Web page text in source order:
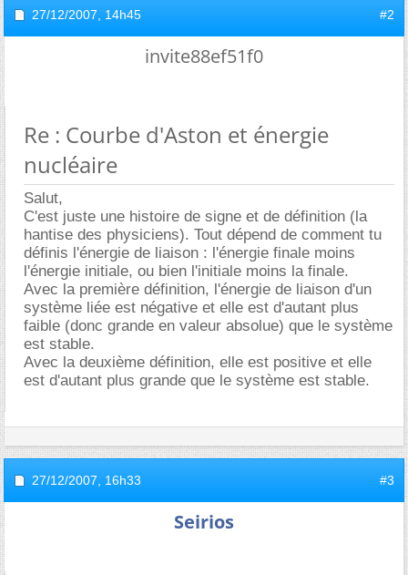
27/12/2007, 14h45 #2
invite88ef51f0
Re : Courbe d'Aston et énergie
nucléaire
Salut,
C'est juste une histoire de signe et de définition (la
hantise des physiciens). Tout dépend de comment tu
définis l'énergie de liaison : l'énergie finale moins
l'énergie initiale, ou bien l'initiale moins la finale.
Avec la première définition, l'énergie de liaison d'un
système liée est négative et elle est d'autant plus
faible (donc grande en valeur absolue) que le système
est stable.
Avec la deuxième définition, elle est positive et elle
est d'autant plus grande que le système est stable.
27/12/2007, 16h33 #3
Seirios